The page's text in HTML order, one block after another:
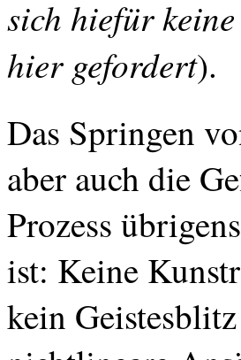
sich hiefür
hier gefordert).
Das Springen
aber auch die
Prozess
ist: Keine
kein